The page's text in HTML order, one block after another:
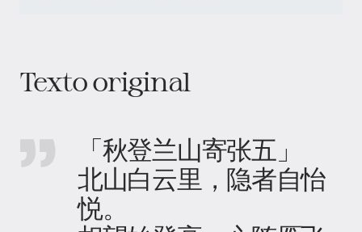
Texto original
「秋登兰山寄张五」
北山白云里，隐者自怡
悦。